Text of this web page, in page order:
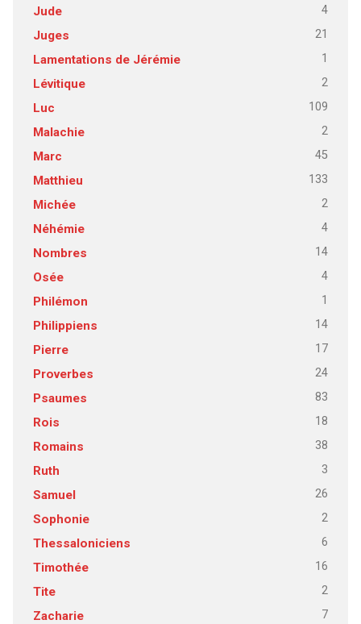
Jude 4
Juges 21
Lamentations de Jérémie 1
Lévitique 2
Luc 109
Malachie 2
Marc 45
Matthieu 133
Michée 2
Néhémie 4
Nombres 14
Osée 4
Philémon 1
Philippiens 14
Pierre 17
Proverbes 24
Psaumes 83
Rois 18
Romains 38
Ruth 3
Samuel 26
Sophonie 2
Thessaloniciens 6
Timothée 16
Tite 2
Zacharie 7